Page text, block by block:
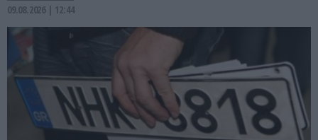
09.08.2026 | 12:44